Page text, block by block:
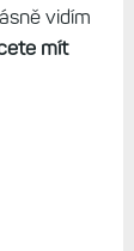
vidím
mít